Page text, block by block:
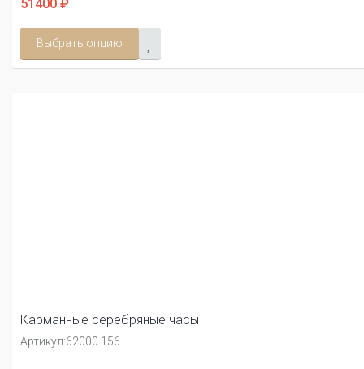
51400 ₽
Выбрать опцию
Карманные серебряные часы
Артикул:62000.156